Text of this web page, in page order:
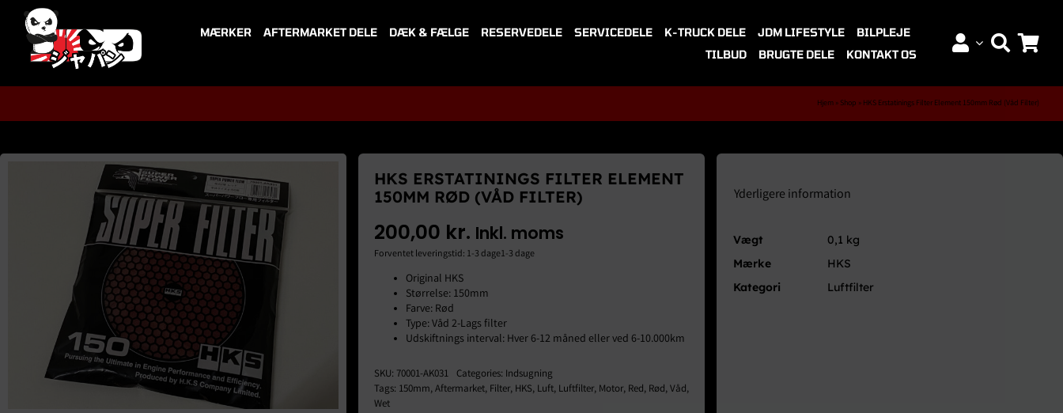
content
MÆRKER AFTERMARKET DELE DÆK & FÆLGE RESERVEDELE SERVICEDELE K-TRUCK DELE JDM LIFESTYLE
BILPLEJE
TILBUD
BRUGTE DELE KONTAKT OS
Hjem » Shop » HKS Erstatinings Filter Element 150mm Rød (Våd Filter)
HKS ERSTATININGS FILTER ELEMENT
150MM RØD (VÅD FILTER)
200,00 kr. Inkl. moms
Forventet leveringstid: 1-3 dage1-3 dage
Original HKS
Størrelse: 150mm
Farve: Rød
Type: Våd 2-Lags filter
Udskiftnings interval: Hver 6-12 måned eller ved 6-10.000km
SKU: 70001-AK031 Categories: Indsugning
Tags: 150mm,Aftermarket, Filter, HKS, Luft, Luftfilter, Motor, Red, Rød,Våd,
Wet
Yderligere information
Vægt
0,1 kg
Mærke
HKS
Kategori
Luftfilter